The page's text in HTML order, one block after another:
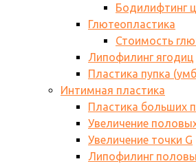
Бодилифтинг
Глютеопластика
Стоимость
Липофилинг ягодиц
Пластика пупка
Интимная пластика
Пластика больших
Увеличение
Увеличение точки G
Липофилинг